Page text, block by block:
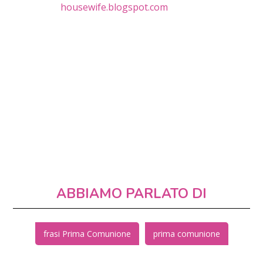
housewife.blogspot.com
ABBIAMO PARLATO DI
frasi Prima Comunione prima comunione